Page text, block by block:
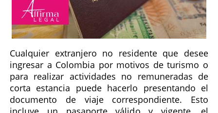
Cualquier extranjero no residente que desee
ingresar a Colombia por motivos de turismo o
para realizar actividades no remuneradas de
corta estancia puede hacerlo presentando el
documento de viaje correspondiente. Esto